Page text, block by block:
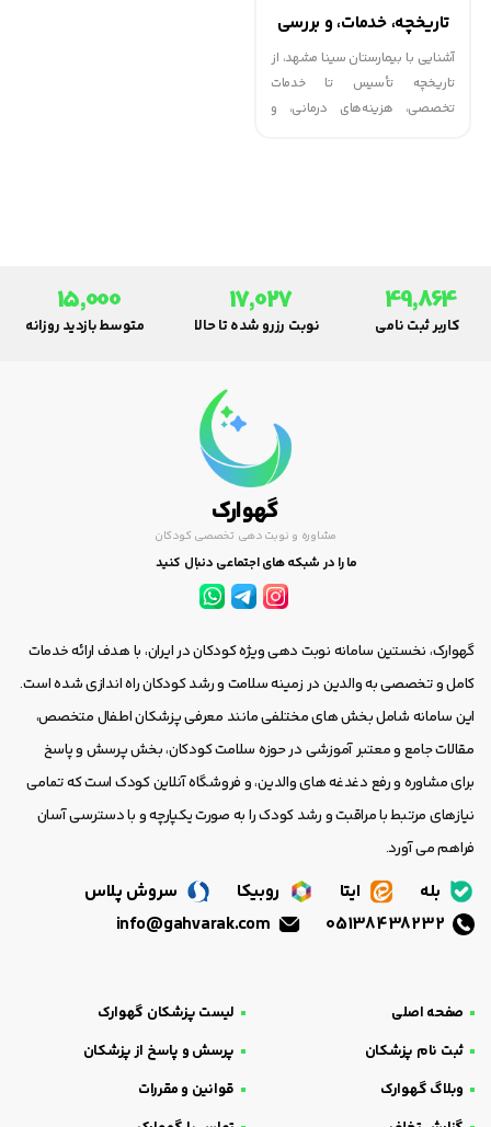
تاریخچه، خدمات، و بررسی
هزینه‌های درمانی
آشنایی با بیمارستان سینا مشهد، از
تاریخچه تأسیس تا خدمات
تخصصی، هزینه‌های درمانی، و
49,864
کاربر ثبت نامی
17,027
نوبت رزرو شده تا حالا
15,000
متوسط بازدید روزانه
گهوارک
مشاوره و نوبت دهی تخصصی کودکان
ما را در شبکه های اجتماعی دنبال کنید
گهوارک، نخستین سامانه نوبت دهی ویژه کودکان در ایران، با هدف ارائه خدمات
کامل و تخصصی به والدین در زمینه سلامت و رشد کودکان راه اندازی شده است.
این سامانه شامل بخش های مختلفی مانند معرفی پزشکان اطفال متخصص،
مقالات جامع و معتبر آموزشی در حوزه سلامت کودکان، بخش پرسش و پاسخ
برای مشاوره و رفع دغدغه های والدین، و فروشگاه آنلاین کودک است که تمامی
نیازهای مرتبط با مراقبت و رشد کودک را به صورت یکپارچه و با دسترسی آسان
فراهم می آورد.
بله ایتا روبیکا
سروش پلاس
صفحه اصلی
لیست پزشکان گهوارک
ثبت نام پزشکان
پرسش و پاسخ از پزشکان
وبلاگ گهوارک
قوانین و مقررات